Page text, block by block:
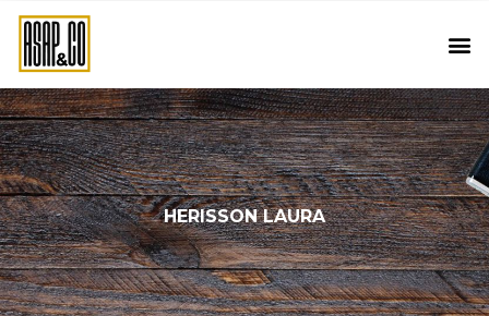
HERISSON LAURA